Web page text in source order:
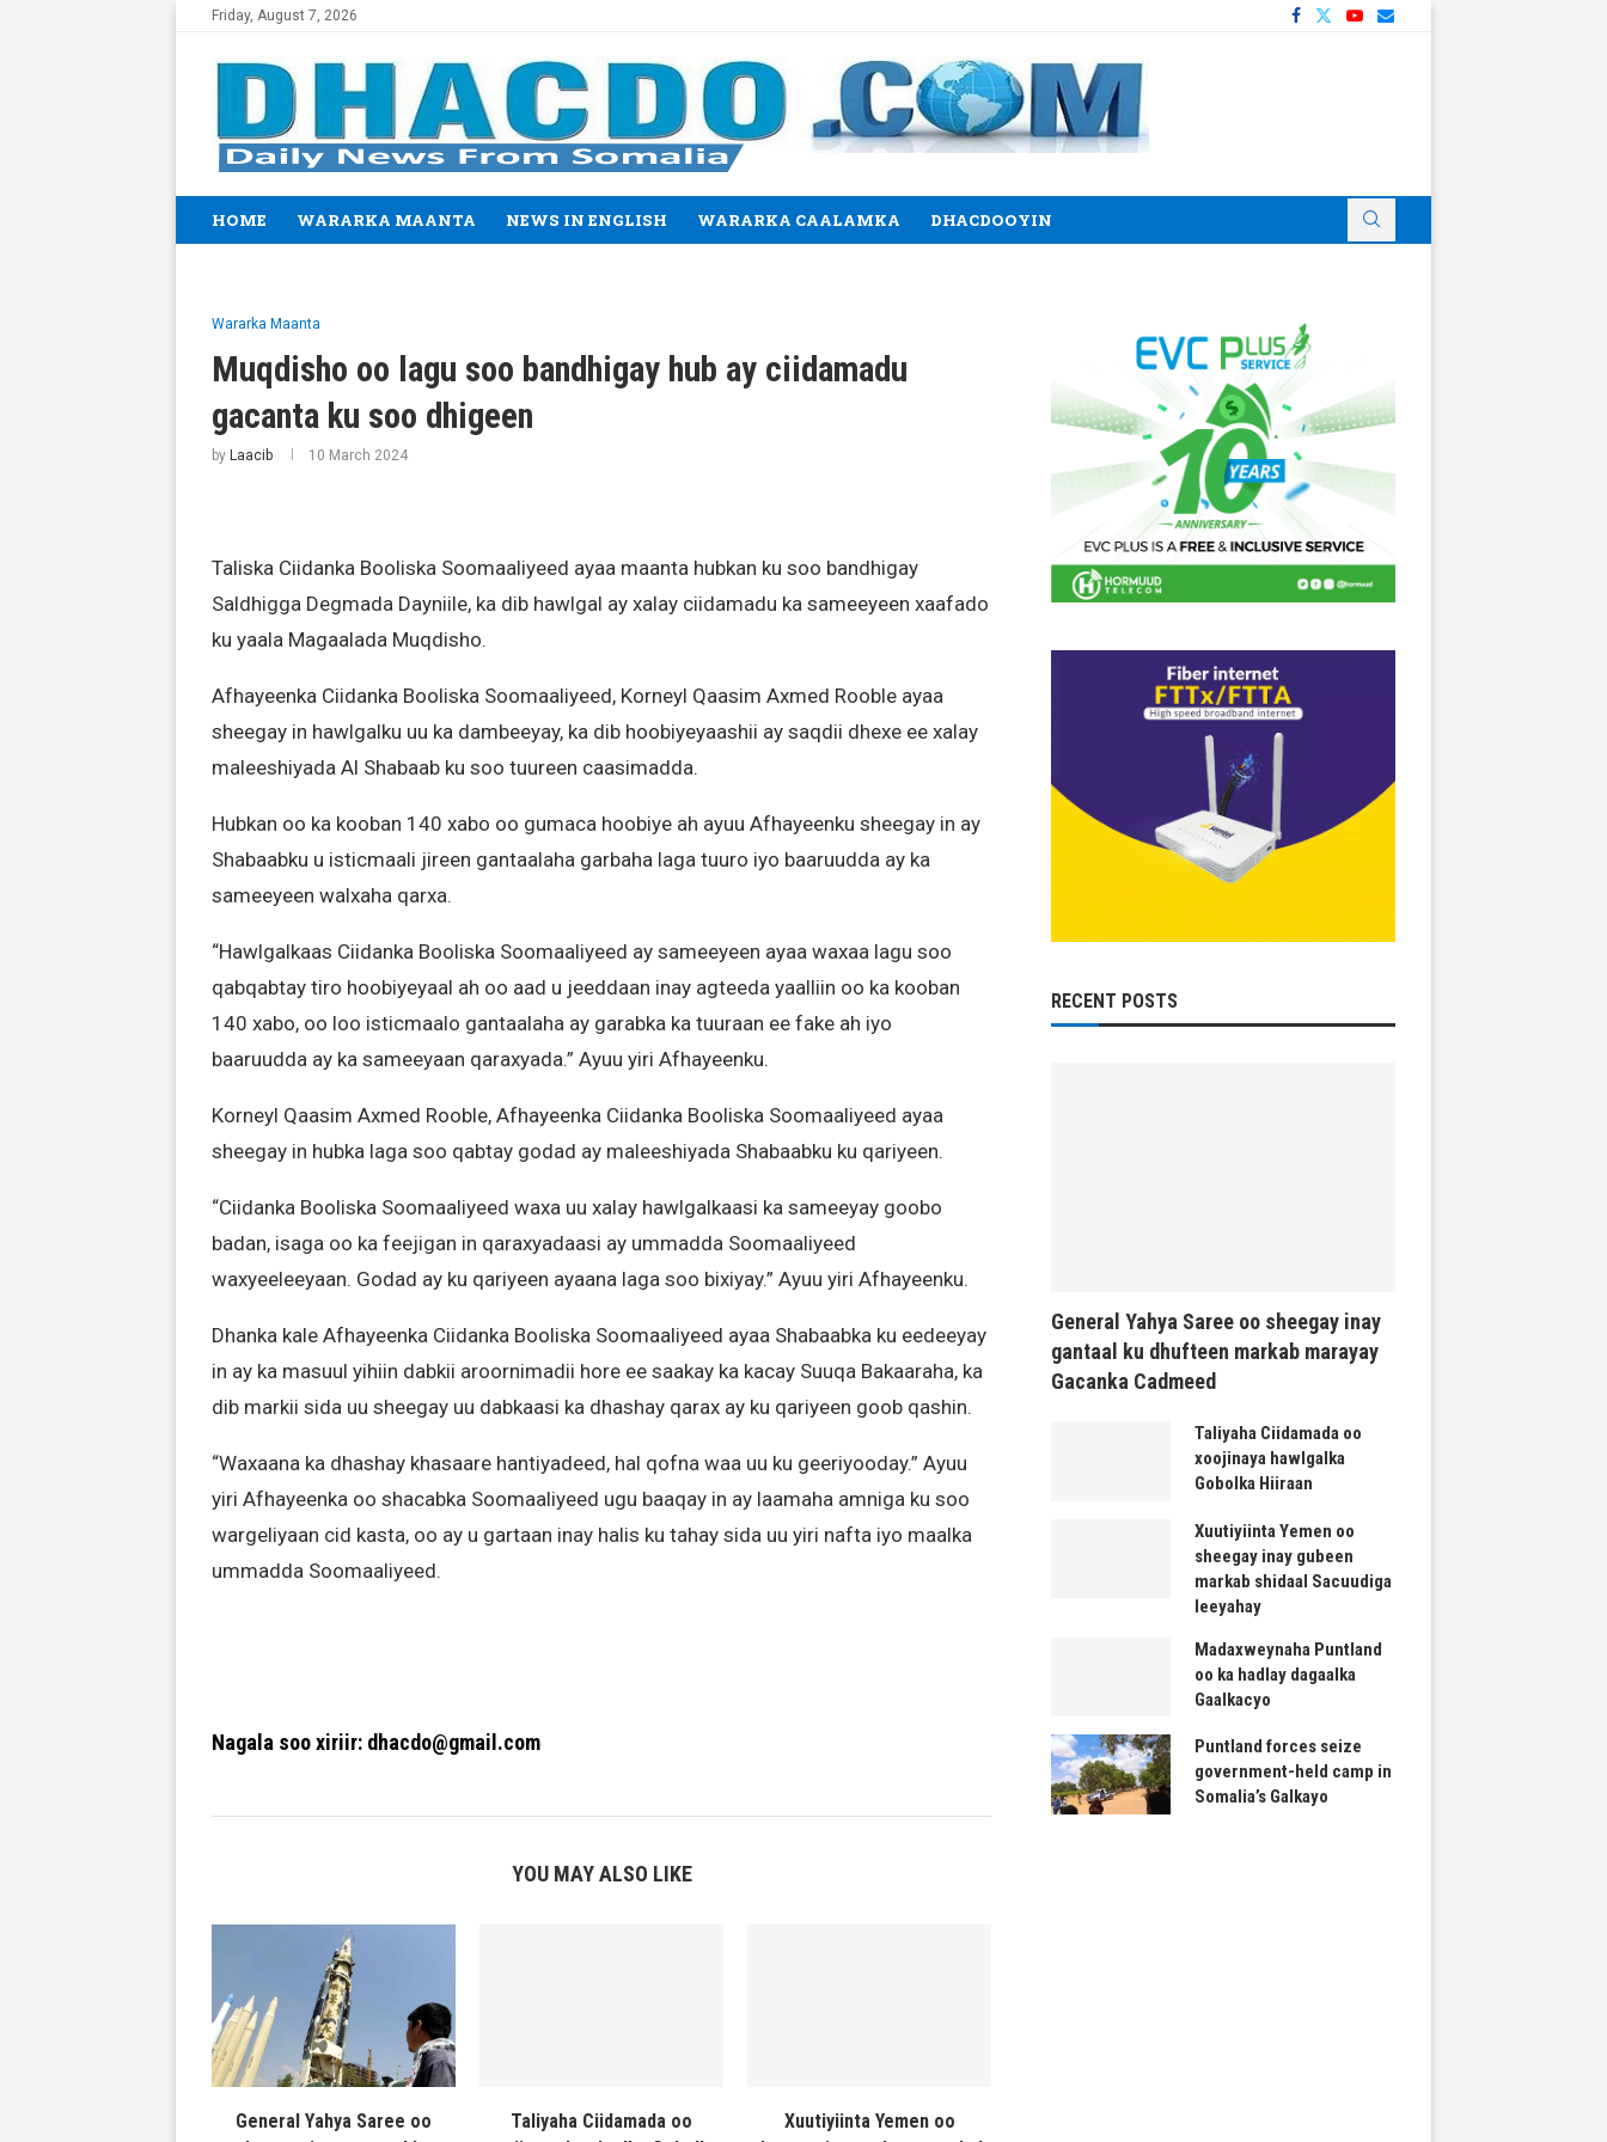
Friday, August 7, 2026
HOME WARARKA MAANTA NEWS IN ENGLISH WARARKA CAALAMKA DHACDOOYIN
Wararka Maanta
Muqdisho oo lagu soo bandhigay hub ay ciidamadu
gacanta ku soo dhigeen
by Laacib 10 March 2024
Taliska Ciidanka Booliska Soomaaliyeed ayaa maanta hubkan ku soo bandhigay
Saldhigga Degmada Dayniile, ka dib hawlgal ay xalay ciidamadu ka sameeyeen xaafado
ku yaala Magaalada Muqdisho.
Afhayeenka Ciidanka Booliska Soomaaliyeed, Korneyl Qaasim Axmed Rooble ayaa
sheegay in hawlgalku uu ka dambeeyay, ka dib hoobiyeyaashii ay saqdii dhexe ee xalay
maleeshiyada Al Shabaab ku soo tuureen caasimadda.
Hubkan oo ka kooban 140 xabo oo gumaca hoobiye ah ayuu Afhayeenku sheegay in ay
Shabaabku u isticmaali jireen gantaalaha garbaha laga tuuro iyo baaruudda ay ka
sameeyeen walxaha qarxa.
“Hawlgalkaas Ciidanka Booliska Soomaaliyeed ay sameeyeen ayaa waxaa lagu soo
qabqabtay tiro hoobiyeyaal ah oo aad u jeeddaan inay agteeda yaalliin oo ka kooban
140 xabo, oo loo isticmaalo gantaalaha ay garabka ka tuuraan ee fake ah iyo
baaruudda ay ka sameeyaan qaraxyada.” Ayuu yiri Afhayeenku.
Korneyl Qaasim Axmed Rooble, Afhayeenka Ciidanka Booliska Soomaaliyeed ayaa
sheegay in hubka laga soo qabtay godad ay maleeshiyada Shabaabku ku qariyeen.
“Ciidanka Booliska Soomaaliyeed waxa uu xalay hawlgalkaasi ka sameeyay goobo
badan, isaga oo ka feejigan in qaraxyadaasi ay ummadda Soomaaliyeed
waxyeeleeyaan. Godad ay ku qariyeen ayaana laga soo bixiyay.” Ayuu yiri Afhayeenku.
Dhanka kale Afhayeenka Ciidanka Booliska Soomaaliyeed ayaa Shabaabka ku eedeeyay
in ay ka masuul yihiin dabkii aroornimadii hore ee saakay ka kacay Suuqa Bakaaraha, ka
dib markii sida uu sheegay uu dabkaasi ka dhashay qarax ay ku qariyeen goob qashin.
“Waxaana ka dhashay khasaare hantiyadeed, hal qofna waa uu ku geeriyooday.” Ayuu
yiri Afhayeenka oo shacabka Soomaaliyeed ugu baaqay in ay laamaha amniga ku soo
wargeliyaan cid kasta, oo ay u gartaan inay halis ku tahay sida uu yiri nafta iyo maalka
ummadda Soomaaliyeed.
Nagala soo xiriir: dhacdo@gmail.com
YOU MAY ALSO LIKE
General Yahya Saree oo
Taliyaha Ciidamada oo
Xuutiyiinta Yemen oo
RECENT POSTS
General Yahya Saree oo sheegay inay
gantaal ku dhufteen markab marayay
Gacanka Cadmeed
Taliyaha Ciidamada oo
xoojinaya hawlgalka
Gobolka Hiiraan
Xuutiyiinta Yemen oo
sheegay inay gubeen
markab shidaal Sacuudiga
leeyahay
Madaxweynaha Puntland
oo ka hadlay dagaalka
Gaalkacyo
Puntland forces seize
government-held camp in
Somalia’s Galkayo